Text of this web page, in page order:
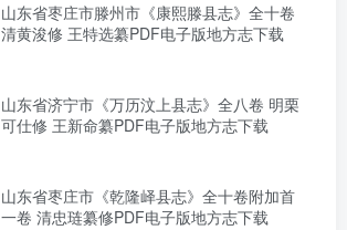
山东省枣庄市滕州市《康熙滕县志》全十卷
清黄浚修 王特选纂PDF电子版地方志下载
山东省济宁市《万历汶上县志》全八卷 明栗
可仕修 王新命纂PDF电子版地方志下载
山东省枣庄市《乾隆峄县志》全十卷附加首
一卷 清忠琏纂修PDF电子版地方志下载